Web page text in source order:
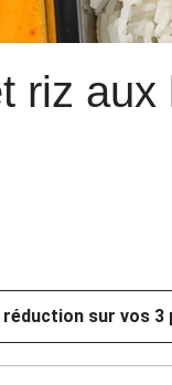
riz
réduction sur vos 3